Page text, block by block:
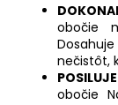
obočie
nečistôt,
obočie